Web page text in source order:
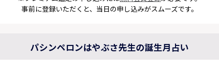
事前に登録いただくと、当日の申し込みがスムーズです。
パシンペロンはやぶさ先生の誕生月占い